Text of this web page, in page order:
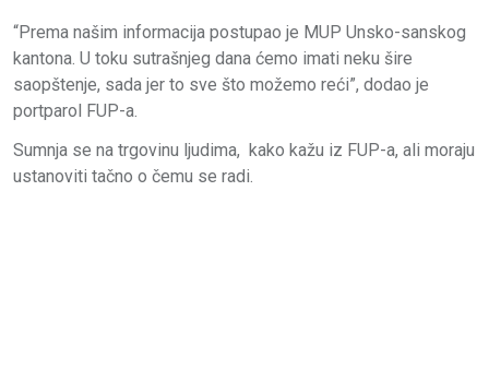
“Prema našim informacija postupao je MUP Unsko-sanskog
kantona. U toku sutrašnjeg dana ćemo imati neku šire
saopštenje, sada jer to sve što možemo reći”, dodao je
portparol FUP-a.
Sumnja se na trgovinu ljudima, kako kažu iz FUP-a, ali moraju
ustanoviti tačno o čemu se radi.